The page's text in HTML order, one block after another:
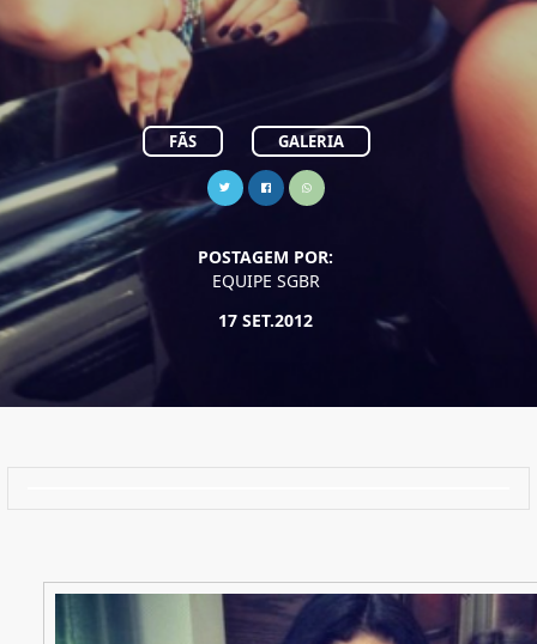
FÃS GALERIA
POSTAGEM POR:
EQUIPE SGBR
17 SET.2012